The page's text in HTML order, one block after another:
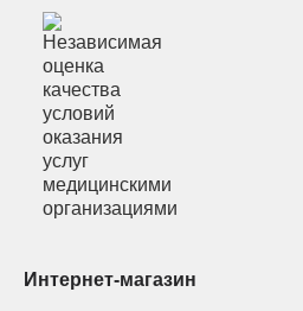
Интернет-магазин